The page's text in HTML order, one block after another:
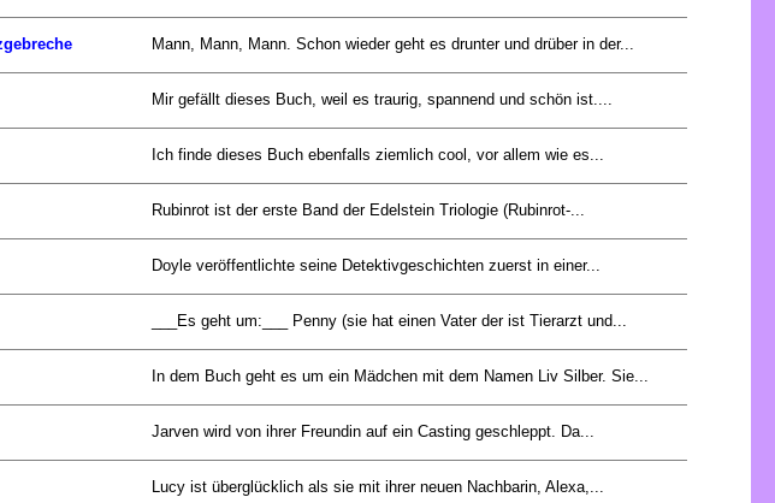
Mann, Mann, Mann. Schon wieder geht es drunter und drüber in der...
Mir gefällt dieses Buch, weil es traurig, spannend und schön ist....
Ich finde dieses Buch ebenfalls ziemlich cool, vor allem wie es...
Rubinrot ist der erste Band der Edelstein Triologie (Rubinrot-...
Doyle veröffentlichte seine Detektivgeschichten zuerst in einer...
___Es geht um:___ Penny (sie hat einen Vater der ist Tierarzt und...
In dem Buch geht es um ein Mädchen mit dem Namen Liv Silber. Sie...
Jarven wird von ihrer Freundin auf ein Casting geschleppt. Da...
Lucy ist überglücklich als sie mit ihrer neuen Nachbarin, Alexa,...